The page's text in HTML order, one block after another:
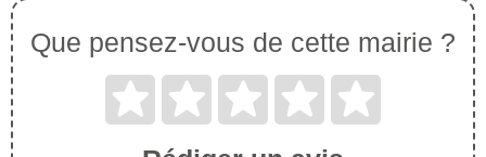
Que pensez-vous de cette mairie ?